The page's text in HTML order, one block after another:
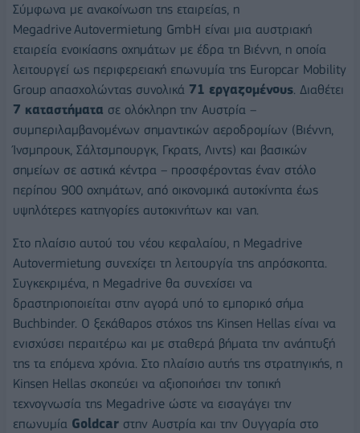
Σύμφωνα με ανακοίνωση της εταιρείας, η
Megadrive Autovermietung GmbH είναι μια αυστριακή
εταιρεία ενοικίασης οχημάτων με έδρα τη Βιέννη, η οποία
λειτουργεί ως περιφερειακή επωνυμία της Europcar Mobility
Group απασχολώντας συνολικά 71 εργαζομένους. Διαθέτει
7 καταστήματα σε ολόκληρη την Αυστρία –
συμπεριλαμβανομένων σημαντικών αεροδρομίων (Βιέννη,
Ίνσμπρουκ, Σάλτσμπουργκ, Γκρατς, Λιντς) και βασικών
σημείων σε αστικά κέντρα – προσφέροντας έναν στόλο
περίπου 900 οχημάτων, από οικονομικά αυτοκίνητα έως
υψηλότερες κατηγορίες αυτοκινήτων και van.
Στο πλαίσιο αυτού του νέου κεφαλαίου, η Megadrive
Autovermietung συνεχίζει τη λειτουργία της απρόσκοπτα.
Συγκεκριμένα, η Megadrive θα συνεχίσει να
δραστηριοποιείται στην αγορά υπό το εμπορικό σήμα
Buchbinder. Ο ξεκάθαρος στόχος της Kinsen Hellas είναι να
ενισχύσει περαιτέρω και με σταθερά βήματα την ανάπτυξή
της τα επόμενα χρόνια. Στο πλαίσιο αυτής της στρατηγικής, η
Kinsen Hellas σκοπεύει να αξιοποιήσει την τοπική
τεχνογνωσία της Megadrive ώστε να εισαγάγει την
επωνυμία Goldcar στην Αυστρία και την Ουγγαρία στο